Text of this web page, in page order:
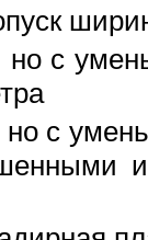
но с
с